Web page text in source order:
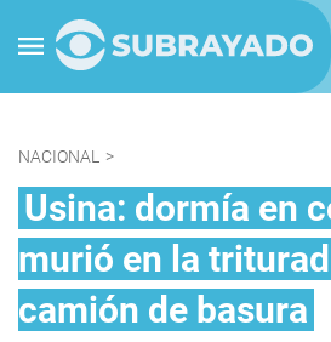
NACIONAL >
Usina: dormía en
murió en la
camión de basura